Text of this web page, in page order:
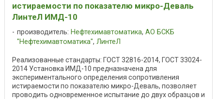
истираемости по показателю микро-Деваль
ЛинтеЛ ИМД-10
производитель: Нефтехимавтоматика, АО БСКБ
"Нефтехимавтоматика", ЛинтеЛ
Реализованные стандарты: ГОСТ 32816-2014, ГОСТ 33024-
2014 Установка ИМД-10 предназначена для
экспериментального определения сопротивления
истираемости по показателю микро-Деваль, позволяет
проводить одновременное испытание до двух образцов и